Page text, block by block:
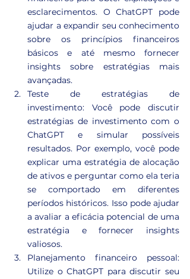
esclarecimentos. O ChatGPT pode
ajudar a expandir seu conhecimento
sobre os princípios financeiros
básicos e até mesmo fornecer
insights sobre estratégias mais
avançadas.
Teste de estratégias de
investimento: Você pode discutir
estratégias de investimento com o
ChatGPT e simular possíveis
resultados. Por exemplo, você pode
explicar uma estratégia de alocação
de ativos e perguntar como ela teria
se comportado em diferentes
períodos históricos. Isso pode ajudar
a avaliar a eficácia potencial de uma
estratégia e fornecer insights
valiosos.
Planejamento financeiro pessoal:
Utilize o ChatGPT para discutir seu